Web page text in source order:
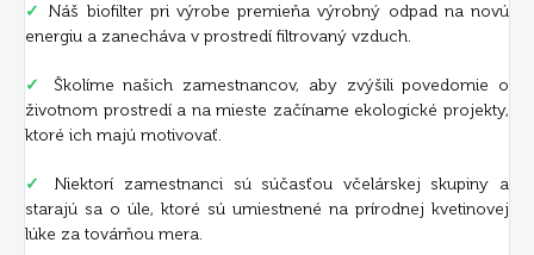
✓ Náš biofilter pri výrobe premieňa výrobný odpad na novú
energiu a zanecháva v prostredí filtrovaný vzduch.
✓
Školíme našich zamestnancov, aby zvýšili povedomie o
životnom prostredí a na mieste začíname ekologické projekty,
ktoré ich majú motivovať.
✓
Niektorí zamestnanci sú súčasťou včelárskej skupiny a
starajú sa o úle, ktoré sú umiestnené na prírodnej kvetinovej
lúke za továrňou mera.